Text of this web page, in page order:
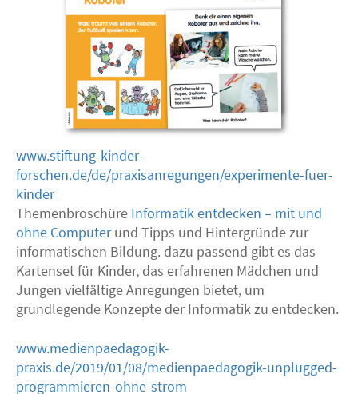
www.stiftung-kinder-
forschen.de/de/praxisanregungen/experimente-fuer-
kinder
Themenbroschüre Informatik entdecken – mit und
ohne Computerund Tipps und Hintergründe zur
informatischen Bildung. dazu passend gibt es das
Kartenset für Kinder, das erfahrenen Mädchen und
Jungen vielfältige Anregungen bietet, um
grundlegende Konzepte der Informatik zu entdecken.
www.medienpaedagogik-
praxis.de/2019/01/08/medienpaedagogik-unplugged-
programmieren-ohne-strom